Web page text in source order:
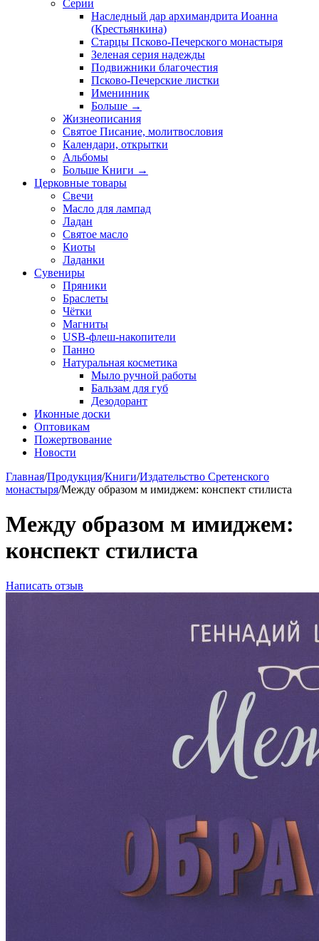
Серии
Наследный дар архимандрита Иоанна
(Крестьянкина)
Старцы Псково-Печерского монастыря
Зеленая серия надежды
Подвижники благочестия
Псково-Печерские листки
Именинник
Больше →
Жизнеописания
Святое Писание, молитвословия
Календари, открытки
Альбомы
Больше Книги →
Церковные товары
Свечи
Масло для лампад
Ладан
Святое масло
Киоты
Ладанки
Сувениры
Пряники
Браслеты
Чётки
Магниты
USB-флеш-накопители
Панно
Натуральная косметика
Мыло ручной работы
Бальзам для губ
Дезодорант
Иконные доски
Оптовикам
Пожертвование
Новости
Главная/Продукция/Книги/Издательство Сретенского
монастыря/Между образом м имиджем: конспект стилиста
Между образом м имиджем:
конспект стилиста
Написать отзыв